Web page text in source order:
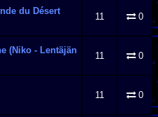
du Désert
11 0
(Niko - Lentäjän
11 0
11 0